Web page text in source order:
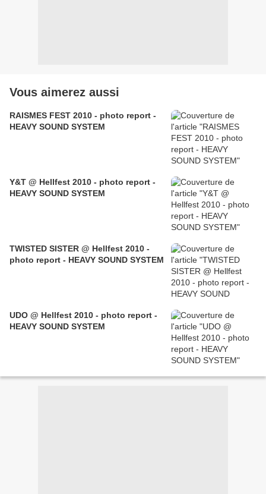
Vous aimerez aussi
RAISMES FEST 2010 - photo report -
HEAVY SOUND SYSTEM
Y&T @ Hellfest 2010 - photo report -
HEAVY SOUND SYSTEM
TWISTED SISTER @ Hellfest 2010 -
photo report - HEAVY SOUND SYSTEM
UDO @ Hellfest 2010 - photo report -
HEAVY SOUND SYSTEM